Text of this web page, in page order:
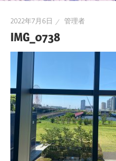
2022年7月6日 管理者
IMG_0738